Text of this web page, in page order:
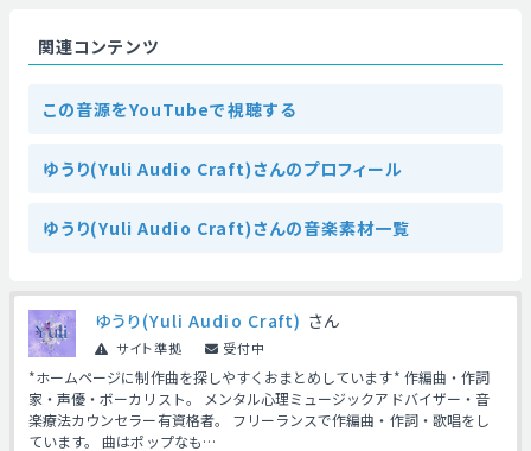
関連コンテンツ
この音源をYouTubeで視聴する
ゆうり(Yuli Audio Craft)さんのプロフィール
ゆうり(Yuli Audio Craft)さんの音楽素材一覧
ゆうり(Yuli Audio Craft) さん
サイト準拠 受付中
*ホームページに制作曲を探しやすくおまとめしています* 作編曲・作詞
家・声優・ボーカリスト。 メンタル心理ミュージックアドバイザー・音
楽療法カウンセラー有資格者。 フリーランスで作編曲・作詞・歌唱をし
ています。 曲はポップなも…